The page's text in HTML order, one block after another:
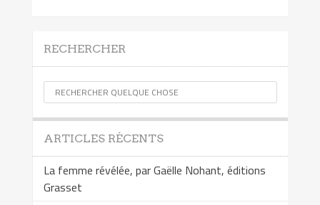
RECHERCHER
ARTICLES RÉCENTS
La femme révélée, par Gaëlle Nohant, éditions
Grasset